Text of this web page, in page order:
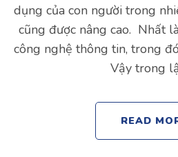
dụng của con người trong
cũng được nâng cao. Nhất
công nghệ thông tin, trong
Vậy trong
READ